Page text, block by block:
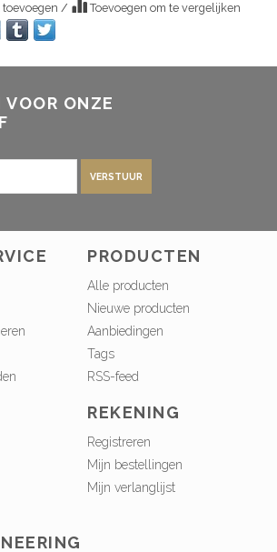
/ Toevoegen om te vergelijken
ONZE
VERSTUUR
PRODUCTEN
Alle producten
Nieuwe producten
Aanbiedingen
Tags
RSS-feed
REKENING
Registreren
Mijn bestellingen
Mijn verlanglijst